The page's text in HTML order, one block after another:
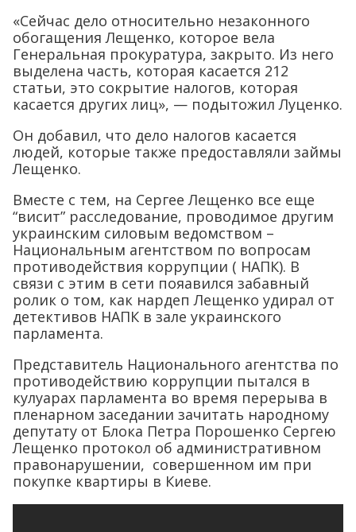
«Сейчас дело относительно незаконного
обогащения Лещенко, которое вела
Генеральная прокуратура, закрыто. Из него
выделена часть, которая касается 212
статьи, это сокрытие налогов, которая
касается других лиц», — подытожил Луценко.
Он добавил, что дело налогов касается
людей, которые также предоставляли займы
Лещенко.
Вместе с тем, на Сергее Лещенко все еще
“висит” расследование, проводимое другим
украинским силовым ведомством –
Национальным агентством по вопросам
противодействия коррупции ( НАПК). В
связи с этим в сети пояавился забавный
ролик о том, как нардеп Лещенко удирал от
детективов НАПК в зале украинского
парламента.
Представитель Национального агентства по
противодействию коррупции пытался в
кулуарах парламента во время перерыва в
пленарном заседании зачитать народному
депутату от Блока Петра Порошенко Сергею
Лещенко протокол об административном
правонарушении, совершенном им при
покупке квартиры в Киеве.